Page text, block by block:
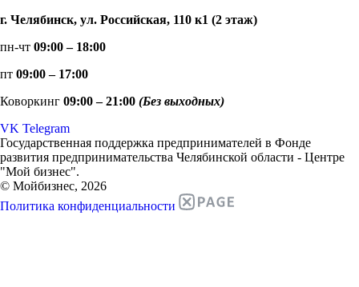
г. Челябинск, ул. Российская, 110 к1 (2 этаж)
пн-чт 09:00 – 18:00
пт 09:00 – 17:00
Коворкинг 09:00 – 21:00 (Без выходных)
VK Telegram
Государственная поддержка предпринимателей в Фонде
развития предпринимательства Челябинской области - Центре
"Мой бизнес".
© Мойбизнес, 2026
Политика конфиденциальности